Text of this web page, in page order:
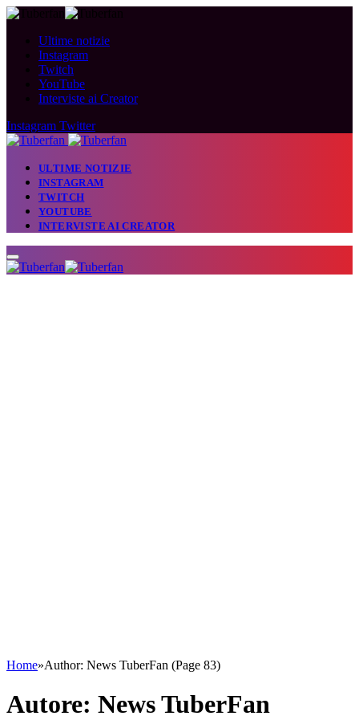
Ultime notizie
Instagram
Twitch
YouTube
Interviste ai Creator
Instagram Twitter
ULTIME NOTIZIE
INSTAGRAM
TWITCH
YOUTUBE
INTERVISTE AI CREATOR
Home»Author: News TuberFan (Page 83)
Autore: News TuberFan